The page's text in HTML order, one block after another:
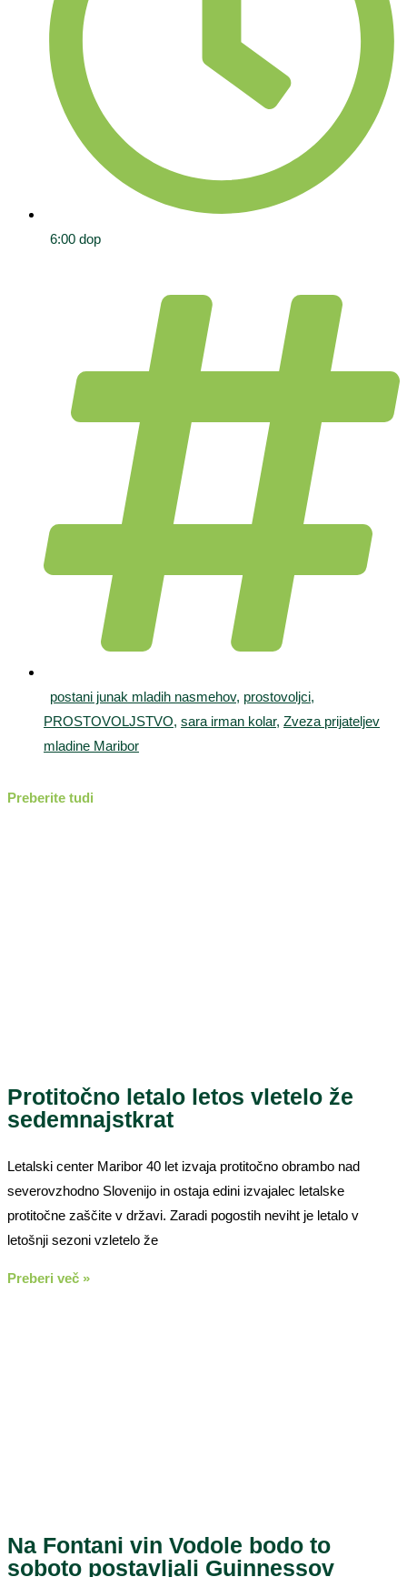
6:00 dop
postani junak mladih nasmehov, prostovoljci,
PROSTOVOLJSTVO, sara irman kolar, Zveza prijateljev
mladine Maribor
Preberite tudi
Protitočno letalo letos vletelo že
sedemnajstkrat
Letalski center Maribor 40 let izvaja protitočno obrambo nad
severovzhodno Slovenijo in ostaja edini izvajalec letalske
protitočne zaščite v državi. Zaradi pogostih neviht je letalo v
letošnji sezoni vzletelo že
Preberi več »
Na Fontani vin Vodole bodo to
soboto postavljali Guinnessov